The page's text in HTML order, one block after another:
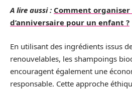
A lire aussi : Comment
d’anniversaire pour un enfant ?
En utilisant des ingrédients issus
renouvelables, les shampoings
encouragent également une
responsable. Cette approche